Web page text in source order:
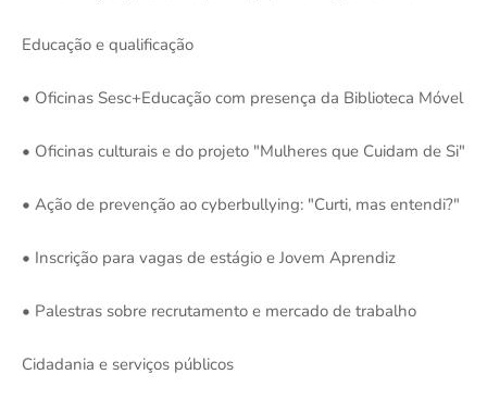
Educação e qualificação
• Oficinas Sesc+Educação com presença da Biblioteca Móvel
• Oficinas culturais e do projeto "Mulheres que Cuidam de Si"
• Ação de prevenção ao cyberbullying: "Curti, mas entendi?"
• Inscrição para vagas de estágio e Jovem Aprendiz
• Palestras sobre recrutamento e mercado de trabalho
Cidadania e serviços públicos